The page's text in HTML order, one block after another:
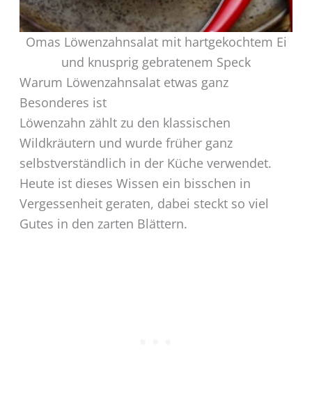
Omas Löwenzahnsalat mit hartgekochtem Ei
und knusprig gebratenem Speck
Warum Löwenzahnsalat etwas ganz
Besonderes ist
Löwenzahn zählt zu den klassischen
Wildkräutern und wurde früher ganz
selbstverständlich in der Küche verwendet.
Heute ist dieses Wissen ein bisschen in
Vergessenheit geraten, dabei steckt so viel
Gutes in den zarten Blättern.